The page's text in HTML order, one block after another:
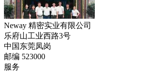
Neway 精密实业有限公司
乐府山工业西路3号
中国东莞凤岗
邮编 523000
服务